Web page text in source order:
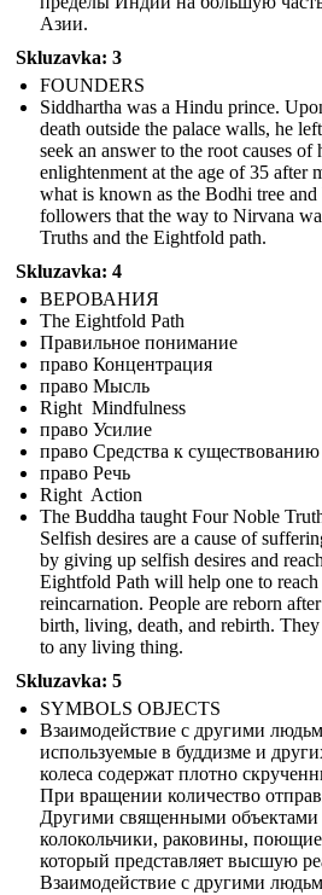
Азии.
Skluzavka: 3
FOUNDERS
Siddhartha was a Hindu prince.
death outside the palace walls, he
seek an answer to the root causes
enlightenment at the age of 35 after
what is known as the Bodhi tree
followers that the way to Nirvana
Truths and the Eightfold path.
Skluzavka: 4
ВЕРОВАНИЯ
The Eightfold Path
Правильное понимание
право Концентрация
право Мысль
Right Mindfulness
право Усилие
право Средства к существованию
право Речь
Right Action
The Buddha taught Four Noble
Selfish desires are a cause of
by giving up selfish desires and
Eightfold Path will help one to
reincarnation. People are reborn
birth, living, death, and rebirth.
to any living thing.
Skluzavka: 5
SYMBOLS OBJECTS
Взаимодействие с другими
используемые в буддизме и
колеса содержат плотно
При вращении количество
Другими священными объектами
колокольчики, раковины,
который представляет высшую
Взаимодействие с другими